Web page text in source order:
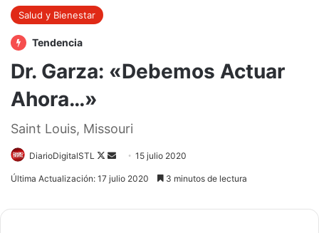
Salud y Bienestar
Tendencia
Dr. Garza: «Debemos Actuar
Ahora…»
Saint Louis, Missouri
DiarioDigitalSTL
Follow
Send15 julio 2020
Última Actualización: 17 julio 2020 3 minutos de lectura